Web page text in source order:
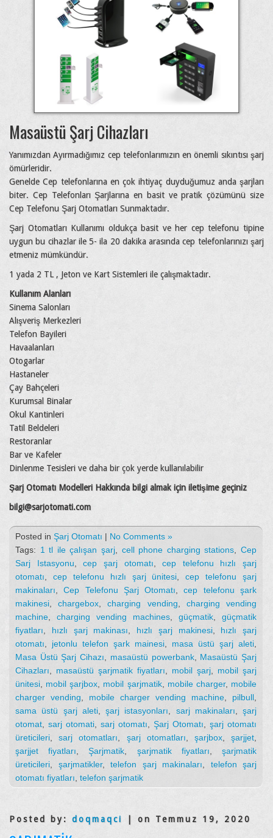
Masaüstü Şarj Cihazları
Yanımızdan Ayırmadığımız cep telefonlarımızın en önemli sıkıntısı şarj
ömürleridir.
Genelde Cep telefonlarına en çok ihtiyaç duyduğumuz anda şarjları
biter. Cep Telefonları Şarjlarına en basit ve pratik çözümünü size
Cep Telefonu Şarj Otomatları Sunmaktadır.
Şarj Otomatları Kullanımı oldukça basit ve her cep telefonu tipine
uygun bu cihazlar ile 5- ila 20 dakika arasında cep telefonlarınızı şarj
etmeniz mümkündür.
1 yada 2 TL , Jeton ve Kart Sistemleri ile çalışmaktadır.
Kullanım Alanları
Sinema Salonları
Alışveriş Merkezleri
Telefon Bayileri
Havaalanları
Otogarlar
Hastaneler
Çay Bahçeleri
Kurumsal Binalar
Okul Kantinleri
Tatil Beldeleri
Restoranlar
Bar ve Kafeler
Dinlenme Tesisleri ve daha bir çok yerde kullanılabilir
Şarj Otomatı Modelleri Hakkında bilgi almak için iletişime geçiniz
bilgi@sarjotomati.com
Posted in Şarj Otomatı | No Comments »
Tags: 1 tl ile çalışan şarj cell phone charging stations ,Cep
Sarj Istasyonu ,cep şarj otomatı ,cep telefonu hızlı şarj
otomatı
cep telefonu hızlı şarj ünitesi ,cep telefonu şarj
makinaları ,Cep Telefonu Şarj Otomatı ,cep telefonu şark
makinesi ,chargebox ,charging vending
charging vending
machine
charging vending machines güçmatik
güçmatik
fiyatları
hızlı şarj makinası hızlı şarj makinesi, hızlı şarj
otomatı
jetonlu telefon şark mainesi masa üstü şarj aleti
Masa Üstü Şarj Cihazı
masaüstü powerbank, Masaüstü Şarj
Cihazları
masaüstü şarjmatik fiyatları mobil şarj
mobil şarj
ünitesi
mobil şarjbox mobil şarjmatik, mobile charger, mobile
charger vending
mobile charger vending machine pilbull
sama üstü şarj aleti, şarj istasyonları sarj makinaları
şarj
otomat
sarj otomati sarj otomatı Şarj Otomatı
şarj otomatı
üreticileri ,sarj otomatları şarj otomatları şarjbox,şarjjet
şarjjet fiyatları ,Şarjmatik şarjmatik fiyatları ,şarjmatik
üreticileri
şarjmatikler, telefon şarj makinaları
telefon şarj
otomatı fiyatları telefon şarjmatik
Posted by: doqmaqci | on Temmuz 19, 2020